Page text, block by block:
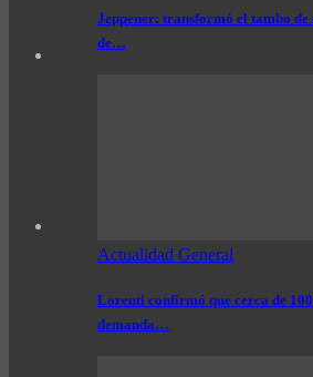
Jeppener: transformó el tambo de
de…
Actualidad General
Lorenti confirmó que cerca de
demanda…